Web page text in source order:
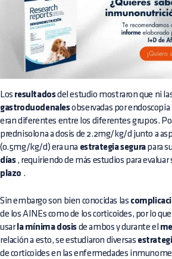
Los resultadosdel estudio mostraron que ni
gastroduodenalesobservadas por
eran diferentes entre los diferentes grupos.
prednisolona a dosis de 2.2mg/kg/d junto a
(0.5mg/kg/d) era una estrategia segurapara
días, requiriendo de más estudios para evaluar
plazo .
Sin embargo son bien conocidas las
de los AINEs como de los corticoides, por lo
usar la mínima dosis de ambos y durante el
relación a esto, se estudiaron diversas
de corticoides en las enfermedades